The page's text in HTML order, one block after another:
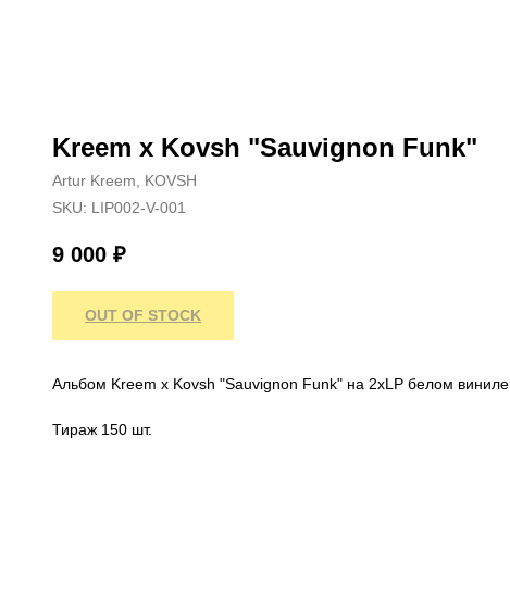
Kreem x Kovsh "Sauvignon Funk"
Artur Kreem, KOVSH
SKU: LIP002-V-001
9 000 ₽
OUT OF STOCK
Альбом Kreem x Kovsh "Sauvignon Funk" на 2xLP белом виниле
Тираж 150 шт.